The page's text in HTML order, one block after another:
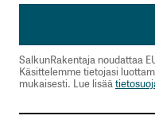
SalkunRakentaja noudattaa
Käsittelemme tietojasi
mukaisesti. Lue lisää